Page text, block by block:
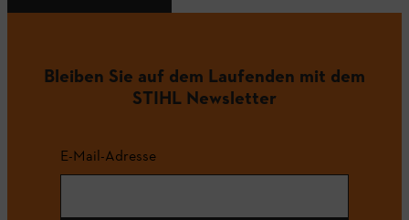
Bleiben Sie auf dem Laufenden mit dem
STIHL Newsletter
E-Mail-Adresse